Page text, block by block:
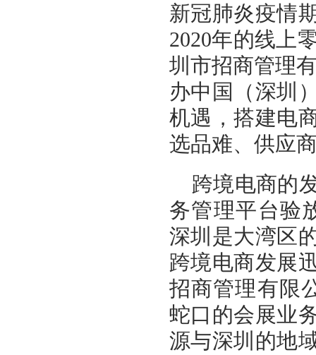
新冠肺炎疫情
2020年的线上
圳市招商管理
办中国（深圳
机遇，搭建电
选品难、供应
跨境电商的
务管理平台验
深圳是大湾区
跨境电商发展
招商管理有限
蛇口的会展业
源与深圳的地